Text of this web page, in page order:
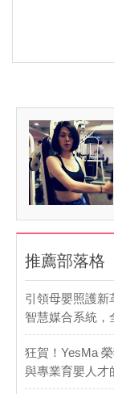
推薦部落格
引領母嬰照護新
智慧媒合系統，
狂賀！YesMa
與專業育嬰人才